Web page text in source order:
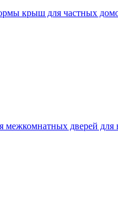
крыш для частных
межкомнатных дверей для